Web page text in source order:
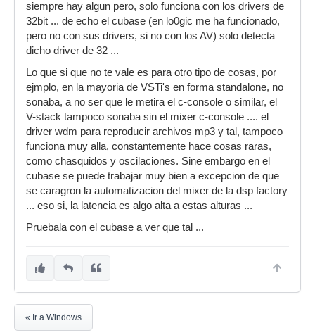
siempre hay algun pero, solo funciona con los drivers de
32bit ... de echo el cubase (en lo0gic me ha funcionado,
pero no con sus drivers, si no con los AV) solo detecta
dicho driver de 32 ...
Lo que si que no te vale es para otro tipo de cosas, por
ejmplo, en la mayoria de VSTi's en forma standalone, no
sonaba, a no ser que le metira el c-console o similar, el
V-stack tampoco sonaba sin el mixer c-console .... el
driver wdm para reproducir archivos mp3 y tal, tampoco
funciona muy alla, constantemente hace cosas raras,
como chasquidos y oscilaciones. Sine embargo en el
cubase se puede trabajar muy bien a excepcion de que
se caragron la automatizacion del mixer de la dsp factory
... eso si, la latencia es algo alta a estas alturas ...
Pruebala con el cubase a ver que tal ...
« Ir a Windows